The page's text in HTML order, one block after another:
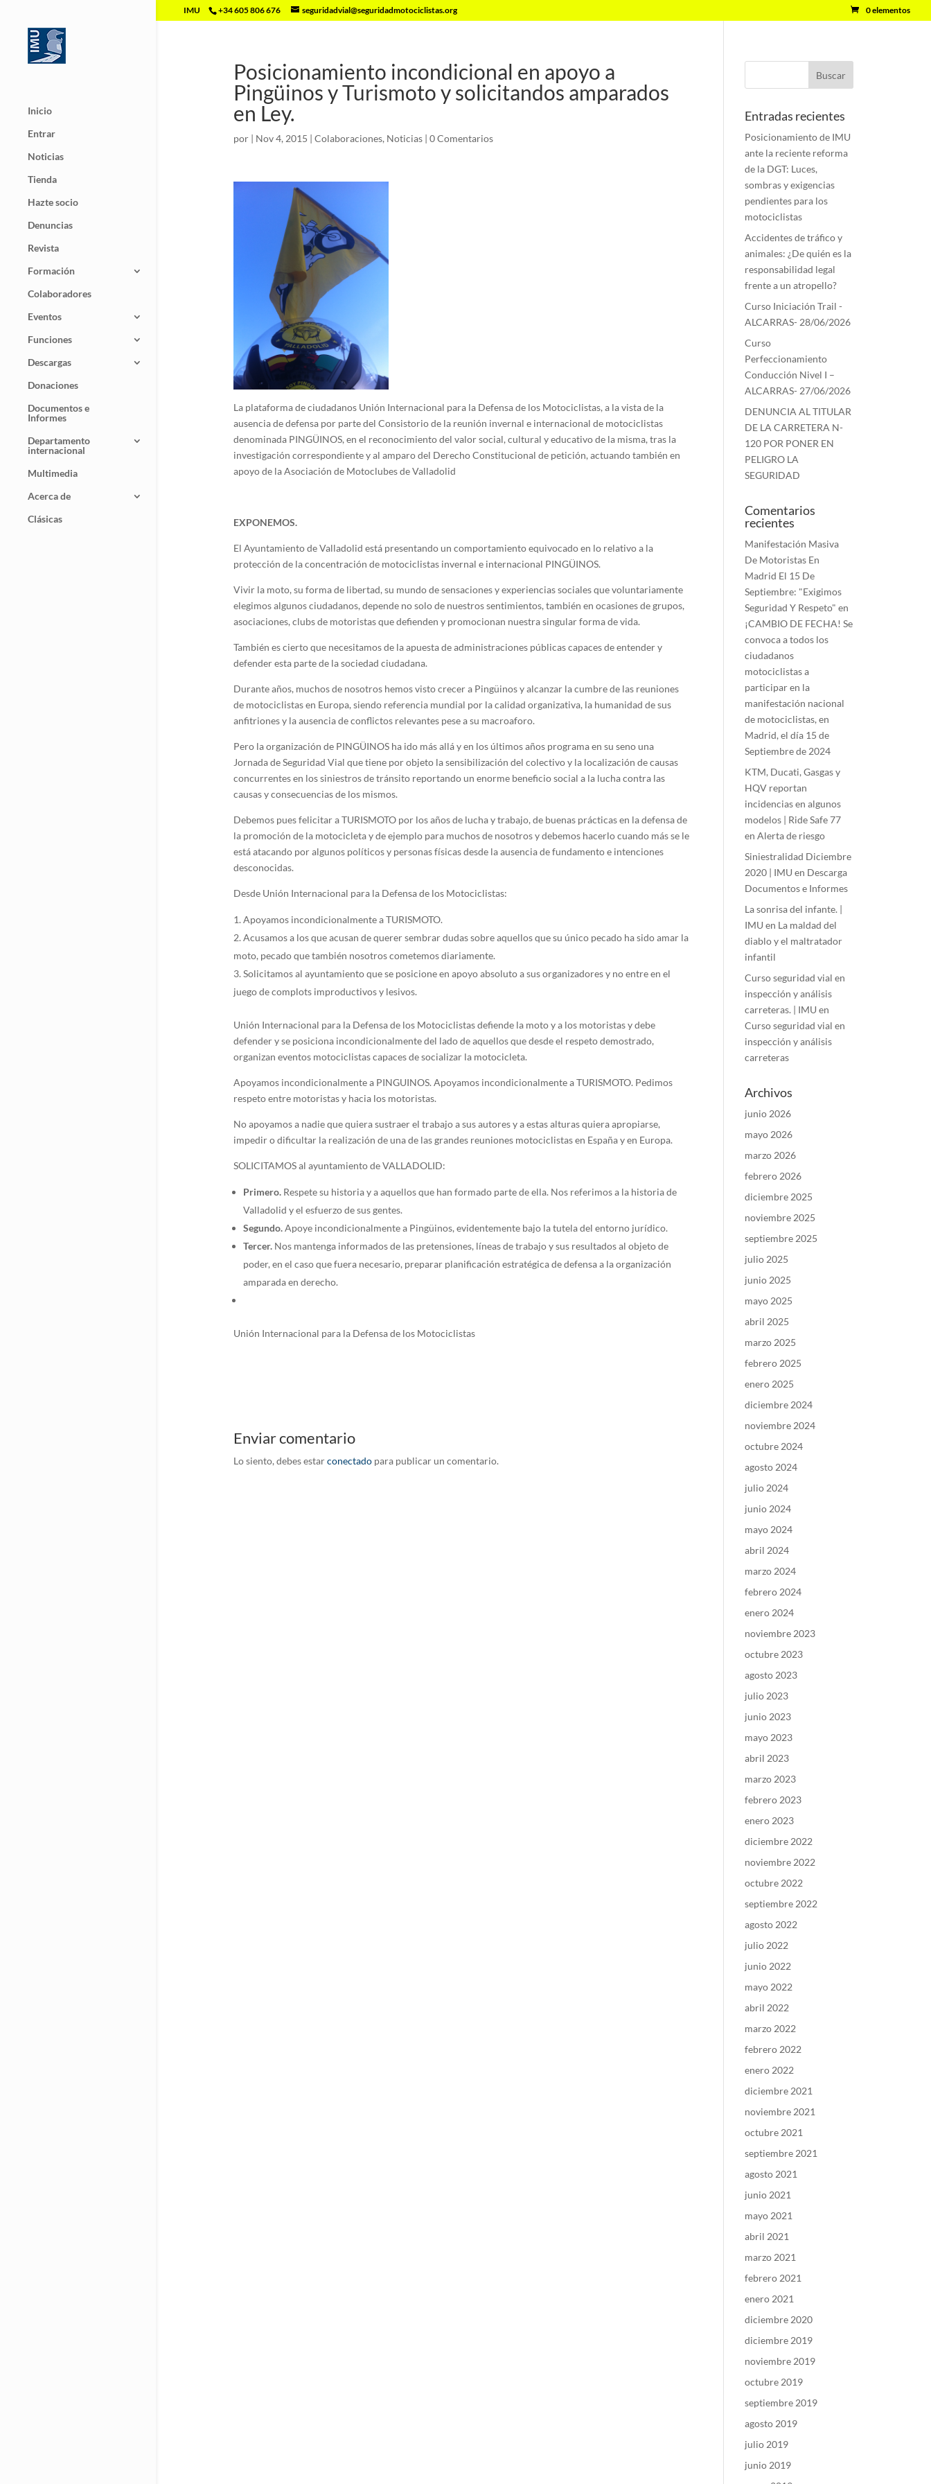
IMU +34 605 806 676 seguridadvial@seguridadmotociclistas.org 0 elementos
Inicio
Entrar
Noticias
Tienda
Hazte socio
Denuncias
Revista
Formación
Colaboradores
Eventos
Funciones
Descargas
Donaciones
Documentos e
Informes
Departamento
internacional
Multimedia
Acerca de
Clásicas
Posicionamiento incondicional en apoyo a
Pingüinos y Turismoto y solicitandos amparados
en Ley.
por | Nov 4, 2015 | Colaboraciones, Noticias| 0 Comentarios
La plataforma de ciudadanos Unión Internacional para la Defensa de los Motociclistas, a la vista de la
ausencia de defensa por parte del Consistorio de la reunión invernal e internacional de motociclistas
denominada PINGÜINOS, en el reconocimiento del valor social, cultural y educativo de la misma, tras la
investigación correspondiente y al amparo del Derecho Constitucional de petición, actuando también en
apoyo de la Asociación de Motoclubes de Valladolid
EXPONEMOS.
El Ayuntamiento de Valladolid está presentando un comportamiento equivocado en lo relativo a la
protección de la concentración de motociclistas invernal e internacional PINGÜINOS.
Vivir la moto, su forma de libertad, su mundo de sensaciones y experiencias sociales que voluntariamente
elegimos algunos ciudadanos, depende no solo de nuestros sentimientos, también en ocasiones de grupos,
asociaciones, clubs de motoristas que defienden y promocionan nuestra singular forma de vida.
También es cierto que necesitamos de la apuesta de administraciones públicas capaces de entender y
defender esta parte de la sociedad ciudadana.
Durante años, muchos de nosotros hemos visto crecer a Pingüinos y alcanzar la cumbre de las reuniones
de motociclistas en Europa, siendo referencia mundial por la calidad organizativa, la humanidad de sus
anfitriones y la ausencia de conflictos relevantes pese a su macroaforo.
Pero la organización de PINGÜINOS ha ido más allá y en los últimos años programa en su seno una
Jornada de Seguridad Vial que tiene por objeto la sensibilización del colectivo y la localización de causas
concurrentes en los siniestros de tránsito reportando un enorme beneficio social a la lucha contra las
causas y consecuencias de los mismos.
Debemos pues felicitar a TURISMOTO por los años de lucha y trabajo, de buenas prácticas en la defensa de
la promoción de la motocicleta y de ejemplo para muchos de nosotros y debemos hacerlo cuando más se le
está atacando por algunos políticos y personas físicas desde la ausencia de fundamento e intenciones
desconocidas.
Desde Unión Internacional para la Defensa de los Motociclistas:
Apoyamos incondicionalmente a TURISMOTO.
Acusamos a los que acusan de querer sembrar dudas sobre aquellos que su único pecado ha sido amar la
moto, pecado que también nosotros cometemos diariamente.
Solicitamos al ayuntamiento que se posicione en apoyo absoluto a sus organizadores y no entre en el
juego de complots improductivos y lesivos.
Unión Internacional para la Defensa de los Motociclistas defiende la moto y a los motoristas y debe
defender y se posiciona incondicionalmente del lado de aquellos que desde el respeto demostrado,
organizan eventos motociclistas capaces de socializar la motocicleta.
Apoyamos incondicionalmente a PINGUINOS. Apoyamos incondicionalmente a TURISMOTO. Pedimos
respeto entre motoristas y hacia los motoristas.
No apoyamos a nadie que quiera sustraer el trabajo a sus autores y a estas alturas quiera apropiarse,
impedir o dificultar la realización de una de las grandes reuniones motociclistas en España y en Europa.
SOLICITAMOS al ayuntamiento de VALLADOLID:
Primero.Respete su historia y a aquellos que han formado parte de ella. Nos referimos a la historia de
Valladolid y el esfuerzo de sus gentes.
Segundo.Apoye incondicionalmente a Pingüinos, evidentemente bajo la tutela del entorno jurídico.
Tercer.Nos mantenga informados de las pretensiones, líneas de trabajo y sus resultados al objeto de
poder, en el caso que fuera necesario, preparar planificación estratégica de defensa a la organización
amparada en derecho.
Unión Internacional para la Defensa de los Motociclistas
Enviar comentario
Lo siento, debes estarconectadopara publicar un comentario.
Entradas recientes
Posicionamiento de IMU
ante la reciente reforma
de la DGT: Luces,
sombras y exigencias
pendientes para los
motociclistas
Accidentes de tráfico y
animales: ¿De quién es la
responsabilidad legal
frente a un atropello?
Curso Iniciación Trail -
ALCARRAS- 28/06/2026
Curso
Perfeccionamiento
Conducción Nivel I –
ALCARRAS- 27/06/2026
DENUNCIA AL TITULAR
DE LA CARRETERA N-
120 POR PONER EN
PELIGRO LA
SEGURIDAD
Comentarios
recientes
Manifestación Masiva
De Motoristas En
Madrid El 15 De
Septiembre: "Exigimos
Seguridad Y Respeto" en
¡CAMBIO DE FECHA! Se
convoca a todos los
ciudadanos
motociclistas a
participar en la
manifestación nacional
de motociclistas, en
Madrid, el día 15 de
Septiembre de 2024
KTM, Ducati, Gasgas y
HQV reportan
incidencias en algunos
modelos | Ride Safe 77
enAlerta de riesgo
Siniestralidad Diciembre
2020 | IMU en Descarga
Documentos e Informes
La sonrisa del infante. |
IMU en La maldad del
diablo y el maltratador
infantil
Curso seguridad vial en
inspección y análisis
carreteras. | IMU en
Curso seguridad vial en
inspección y análisis
carreteras
Archivos
junio 2026
mayo 2026
marzo 2026
febrero 2026
diciembre 2025
noviembre 2025
septiembre 2025
julio 2025
junio 2025
mayo 2025
abril 2025
marzo 2025
febrero 2025
enero 2025
diciembre 2024
noviembre 2024
octubre 2024
agosto 2024
julio 2024
junio 2024
mayo 2024
abril 2024
marzo 2024
febrero 2024
enero 2024
noviembre 2023
octubre 2023
agosto 2023
julio 2023
junio 2023
mayo 2023
abril 2023
marzo 2023
febrero 2023
enero 2023
diciembre 2022
noviembre 2022
octubre 2022
septiembre 2022
agosto 2022
julio 2022
junio 2022
mayo 2022
abril 2022
marzo 2022
febrero 2022
enero 2022
diciembre 2021
noviembre 2021
octubre 2021
septiembre 2021
agosto 2021
junio 2021
mayo 2021
abril 2021
marzo 2021
febrero 2021
enero 2021
diciembre 2020
diciembre 2019
noviembre 2019
octubre 2019
septiembre 2019
agosto 2019
julio 2019
junio 2019